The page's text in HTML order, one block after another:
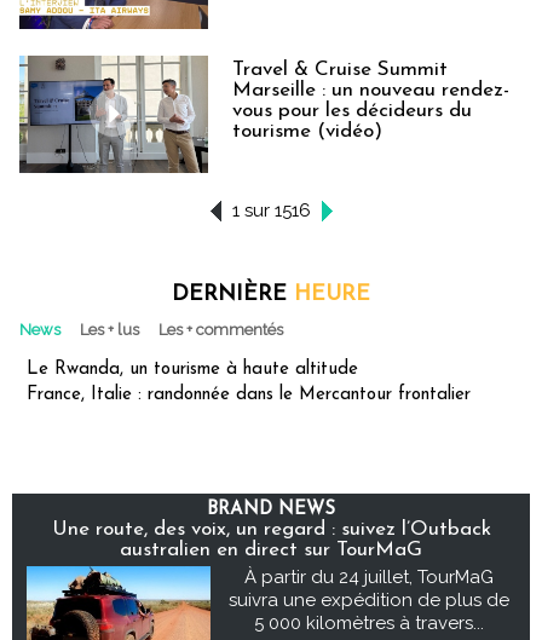
Travel & Cruise Summit
Marseille : un nouveau rendez-
vous pour les décideurs du
tourisme (vidéo)
1 sur 1516
DERNIÈRE HEURE
News Les + lus Les + commentés
Le Rwanda, un tourisme à haute altitude
France, Italie : randonnée dans le Mercantour frontalier
BRAND NEWS
Une route, des voix, un regard : suivez l’Outback
australien en direct sur TourMaG
À partir du 24 juillet, TourMaG
suivra une expédition de plus de
5 000 kilomètres à travers...